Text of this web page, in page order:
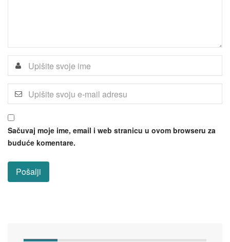
Sačuvaj moje ime, email i web stranicu u ovom browseru za
buduće komentare.